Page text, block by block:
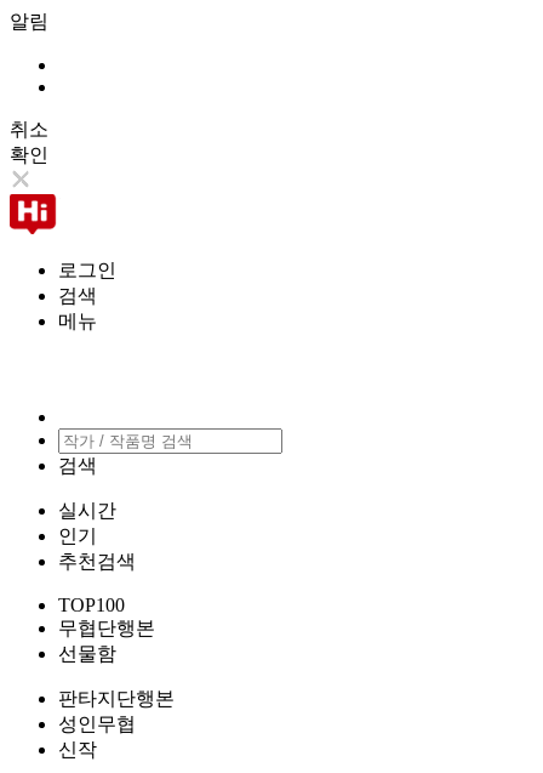
알림
취소
확인
로그인
검색
메뉴
검색
실시간
인기
추천검색
TOP100
무협단행본
선물함
판타지단행본
성인무협
신작